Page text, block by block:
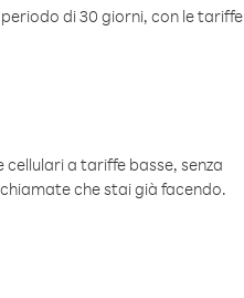
di 30 giorni, con le tariffe
a tariffe basse, senza
che stai già facendo.